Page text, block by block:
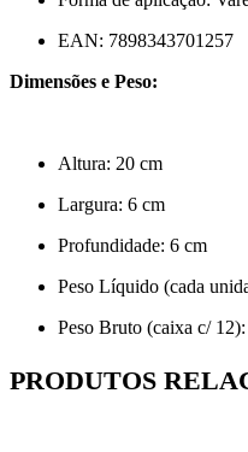
EAN: 7898343701257
Dimensões e Peso:
Altura: 20 cm
Largura: 6 cm
Profundidade: 6 cm
Peso Líquido (cada
Peso Bruto (caixa c/
PRODUTOS